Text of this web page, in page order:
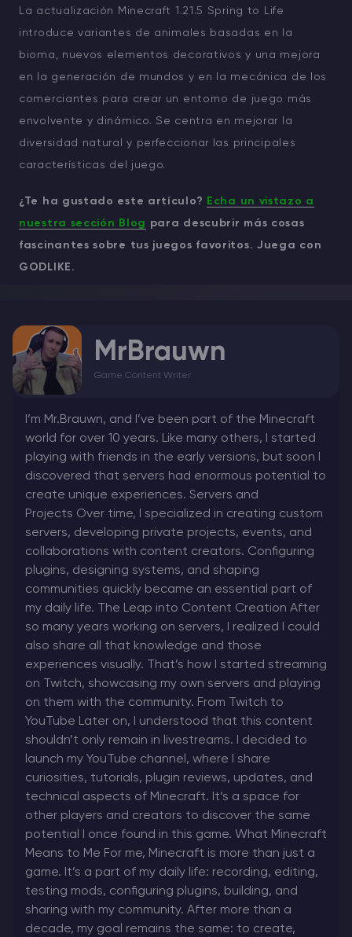
La actualización Minecraft 1.21.5 Spring to Life
introduce variantes de animales basadas en la
bioma, nuevos elementos decorativos y una mejora
en la generación de mundos y en la mecánica de los
comerciantes para crear un entorno de juego más
envolvente y dinámico. Se centra en mejorar la
diversidad natural y perfeccionar las principales
características del juego.
¿Te ha gustado este artículo?
Echa un vistazo a
nuestra sección Blog para descubrir más cosas
fascinantes sobre tus juegos favoritos. Juega con
GODLIKE.
MrBrauwn
Game Content Writer
I’m Mr.Brauwn, and I’ve been part of the Minecraft
world for over 10 years. Like many others, I started
playing with friends in the early versions, but soon I
discovered that servers had enormous potential to
create unique experiences. Servers and
Projects Over time, I specialized in creating custom
servers, developing private projects, events, and
collaborations with content creators. Configuring
plugins, designing systems, and shaping
communities quickly became an essential part of
my daily life. The Leap into Content Creation After
so many years working on servers, I realized I could
also share all that knowledge and those
experiences visually. That’s how I started streaming
on Twitch, showcasing my own servers and playing
on them with the community. From Twitch to
YouTube Later on, I understood that this content
shouldn’t only remain in livestreams. I decided to
launch my YouTube channel, where I share
curiosities, tutorials, plugin reviews, updates, and
technical aspects of Minecraft. It’s a space for
other players and creators to discover the same
potential I once found in this game. What Minecraft
Means to Me For me, Minecraft is more than just a
game. It’s a part of my daily life: recording, editing,
testing mods, configuring plugins, building, and
sharing with my community. After more than a
decade, my goal remains the same: to create,